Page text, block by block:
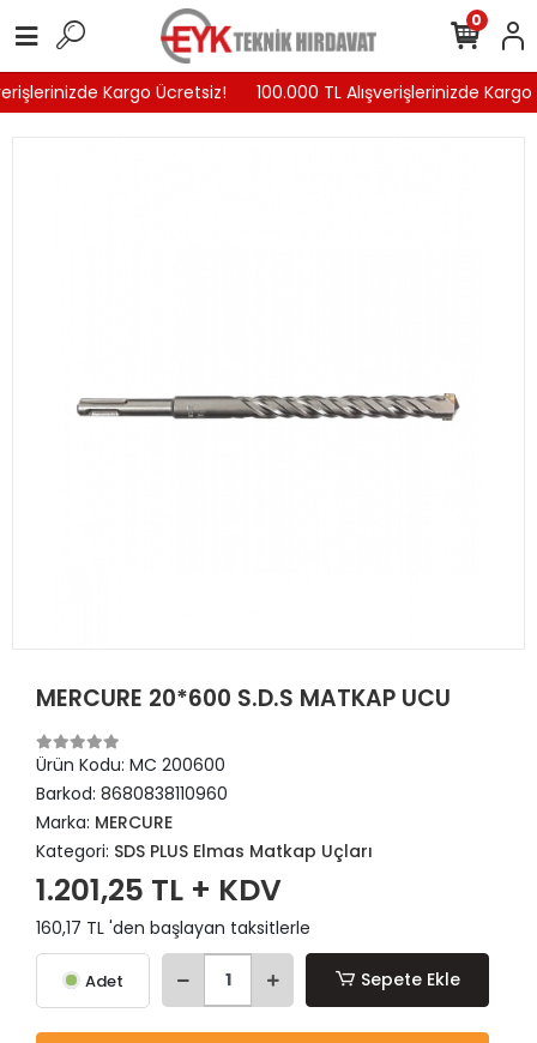
Kargo Ücretsiz! 100.000 TL Alışverişlerinizde Kargo
0
MERCURE 20*600 S.D.S MATKAP UCU
Ürün Kodu: MC 200600
Barkod: 8680838110960
Marka: MERCURE
Kategori: SDS PLUS Elmas Matkap Uçları
1.201,25 TL + KDV
160,17 TL 'den başlayan taksitlerle
Adet Sepete Ekle